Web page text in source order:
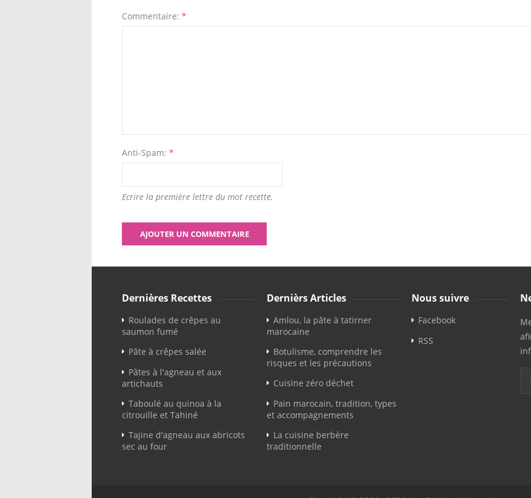
Commentaire: *
Anti-Spam: *
Ecrire la première lettre du mot recette.
Dernières Recettes
Roulades de crêpes au
saumon fumé
Pâte à crêpes salée
Pâtes à l'agneau et aux
artichauts
Taboulé au quinoa à la
citrouille et Tahiné
Tajine d'agneau aux abricots
sec au four
Dernièrs Articles
Amlou, la pâte à tatirner
marocaine
Botulisme, comprendre les
risques et les précautions
Cuisine zéro déchet
Pain marocain, tradition, types
et accompagnements
La cuisine berbère
traditionnelle
Nous suivre
Facebook
RSS